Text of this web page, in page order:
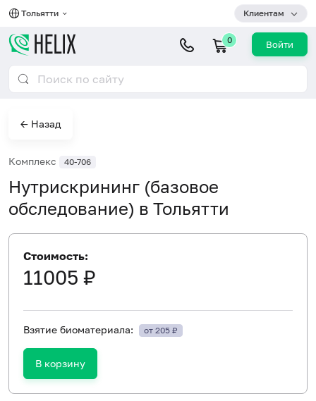
Тольятти Клиентам
0 Войти
← Назад
Комплекс 40-706
Нутрискрининг (базовое
обследование) в Тольятти
Стоимость:
11005 ₽
Взятие биоматериала: от 205 ₽
В корзину